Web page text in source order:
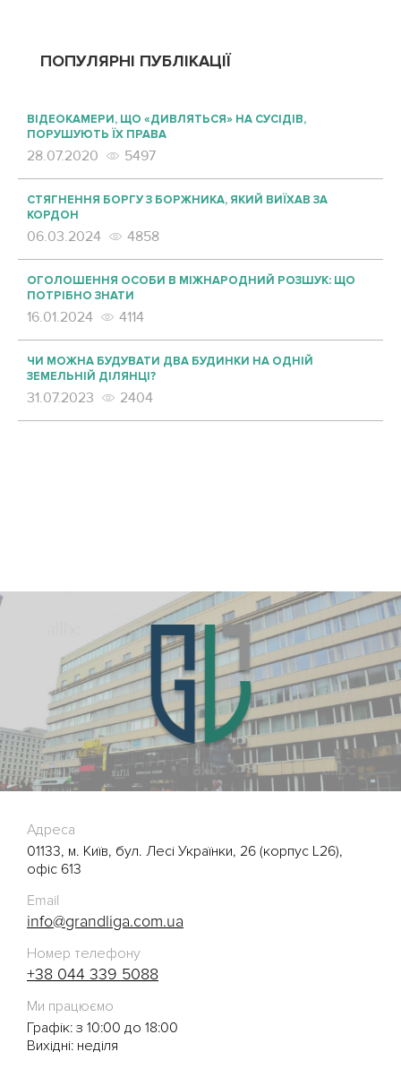
ПОПУЛЯРНІ ПУБЛІКАЦІЇ
ВІДЕОКАМЕРИ, ЩО «ДИВЛЯТЬСЯ» НА СУСІДІВ,
ПОРУШУЮТЬ ЇХ ПРАВА
28.07.2020 5497
СТЯГНЕННЯ БОРГУ З БОРЖНИКА, ЯКИЙ ВИЇХАВ ЗА
КОРДОН
06.03.2024 4858
ОГОЛОШЕННЯ ОСОБИ В МІЖНАРОДНИЙ РОЗШУК: ЩО
ПОТРІБНО ЗНАТИ
16.01.2024 4114
ЧИ МОЖНА БУДУВАТИ ДВА БУДИНКИ НА ОДНІЙ
ЗЕМЕЛЬНІЙ ДІЛЯНЦІ?
31.07.2023 2404
Адреса
01133, м. Київ, бул. Лесі Українки, 26 (корпус L26),
офіс 613
Email
info@grandliga.com.ua
Номер телефону
+38 044 339 5088
Ми працюємо
Графік: з 10:00 до 18:00
Вихідні: неділя